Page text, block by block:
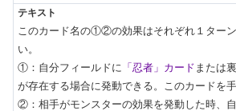
このカード名の①②の効果はそれぞれ１ター
い。
①：自分フィールドに 「忍者」カード または
が存在する場合に発動できる。このカードを
②：相手がモンスターの効果を発動した時、